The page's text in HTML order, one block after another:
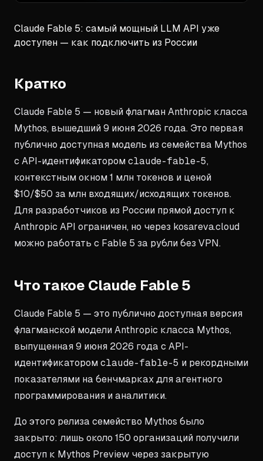
Claude Fable 5: самый мощный LLM API уже
доступен — как подключить из России
Кратко
Claude Fable 5 — новый флагман Anthropic класса
Mythos, вышедший 9 июня 2026 года. Это первая
публично доступная модель из семейства Mythos
с API-идентификатором claude-fable-5,
контекстным окном 1 млн токенов и ценой
$10/$50 за млн входящих/исходящих токенов.
Для разработчиков из России прямой доступ к
Anthropic API ограничен, но через kosareva.cloud
можно работать с Fable 5 за рубли без VPN.
Что такое Claude Fable 5
Claude Fable 5 — это публично доступная версия
флагманской модели Anthropic класса Mythos,
выпущенная 9 июня 2026 года с API-
идентификатором claude-fable-5 и рекордными
показателями на бенчмарках для агентного
программирования и аналитики.
До этого релиза семейство Mythos было
закрыто: лишь около 150 организаций получили
доступ к Mythos Preview через закрытую